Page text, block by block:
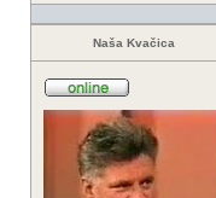
Naša Kvačica